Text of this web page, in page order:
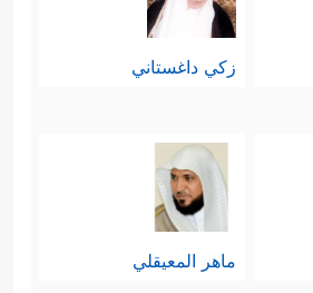
زكي داغستاني
ماهر المعيقلي